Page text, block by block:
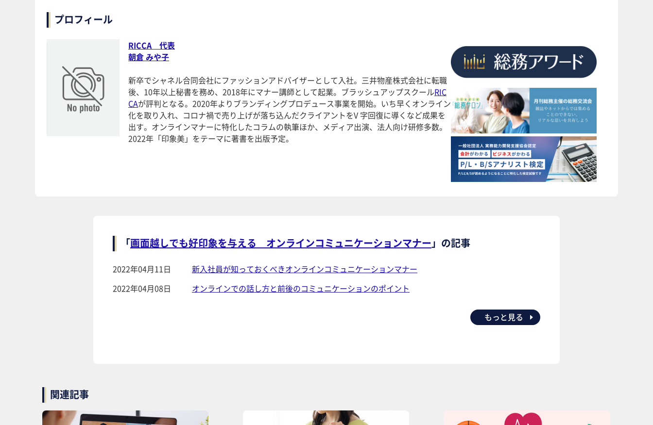
プロフィール
RICCA 代表
朝倉 みや子
新卒でシャネル合同会社にファッションアドバイザーとして入社。三井物産株式会社に転職
後、10年以上秘書を務め、2018年にマナー講師として起業。ブラッシュアップスクールRIC
CAが評判となる。2020年よりブランディングプロデュース事業を開始。いち早くオンライン
化を取り入れ、コロナ禍で売り上げが落ち込んだクライアントをV 字回復に導くなど成果を
出す。オンラインマナーに特化したコラムの執筆ほか、メディア出演、法人向け研修多数。
2022年「印象美」をテーマに著書を出版予定。
「画面越しでも好印象を与える オンラインコミュニケーションマナー」の記事
2022年04月11日
新入社員が知っておくべきオンラインコミュニケーションマナー
2022年04月08日
オンラインでの話し方と前後のコミュニケーションのポイント
もっと見る
関連記事